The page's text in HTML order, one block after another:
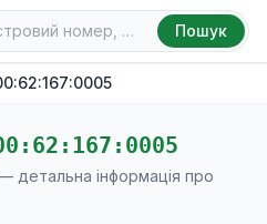
Пошук
детальна інформація про